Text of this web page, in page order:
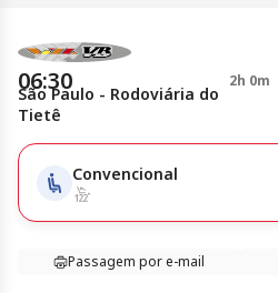
06:30 2h 0m
São Paulo - Rodoviária do
Tietê
Convencional
Passagem por e-mail